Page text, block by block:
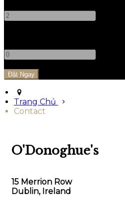
Trang Chủ
Contact
O'Donoghue's
15 Merrion Row
Dublin, Ireland